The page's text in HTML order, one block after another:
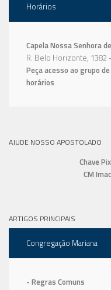
Horários
Capela Nossa Senhora
R. Belo Horizonte, 1382
Peça acesso ao grupo
horários
AJUDE NOSSO APOSTOLADO
Chave
CM
ARTIGOS PRINCIPAIS
Congregação Mariana
- Regras Comuns